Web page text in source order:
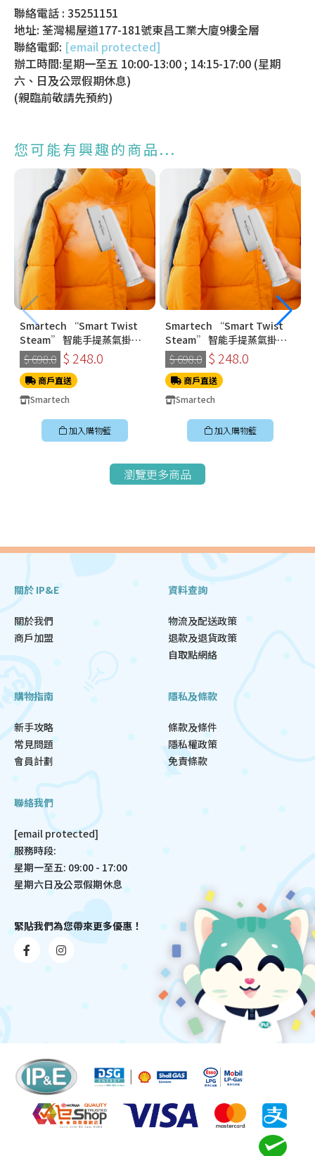
聯絡電話 : 35251151
地址: 荃灣楊屋道177-181號東昌工業大廈9樓全層
聯絡電郵: [email protected]
辦工時間:星期一至五 10:00-13:00 ; 14:15-17:00 (星期
六、日及公眾假期休息)
(親臨前敬請先預約)
您可能有興趣的商品...
Smartech “Smart Twist
Steam” 智能手提蒸氣掛燙
機 (SS-8108)
$ 698.0 $ 248.0
商戶直送
Smartech
加入購物籃
Smartech “Smart Twist
Steam” 智能手提蒸氣掛燙
機 (SS-8108)
$ 698.0 $ 248.0
商戶直送
Smartech
加入購物籃
瀏覽更多商品
關於 IP&E
關於我們
商戶加盟
資料查詢
物流及配送政策
退款及退貨政策
自取點網絡
購物指南
新手攻略
常見問題
會員計劃
隱私及條款
條款及條件
隱私權政策
免責條款
聯絡我們
[email protected]
服務時段:
星期一至五: 09:00 - 17:00
星期六日及公眾假期休息
緊貼我們為您帶來更多優惠！